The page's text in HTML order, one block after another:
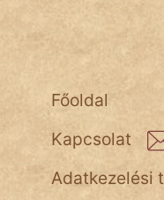
fantom
Hunor
Jób Gedeon
Főoldal
Kapcsolat
Adatkezelési